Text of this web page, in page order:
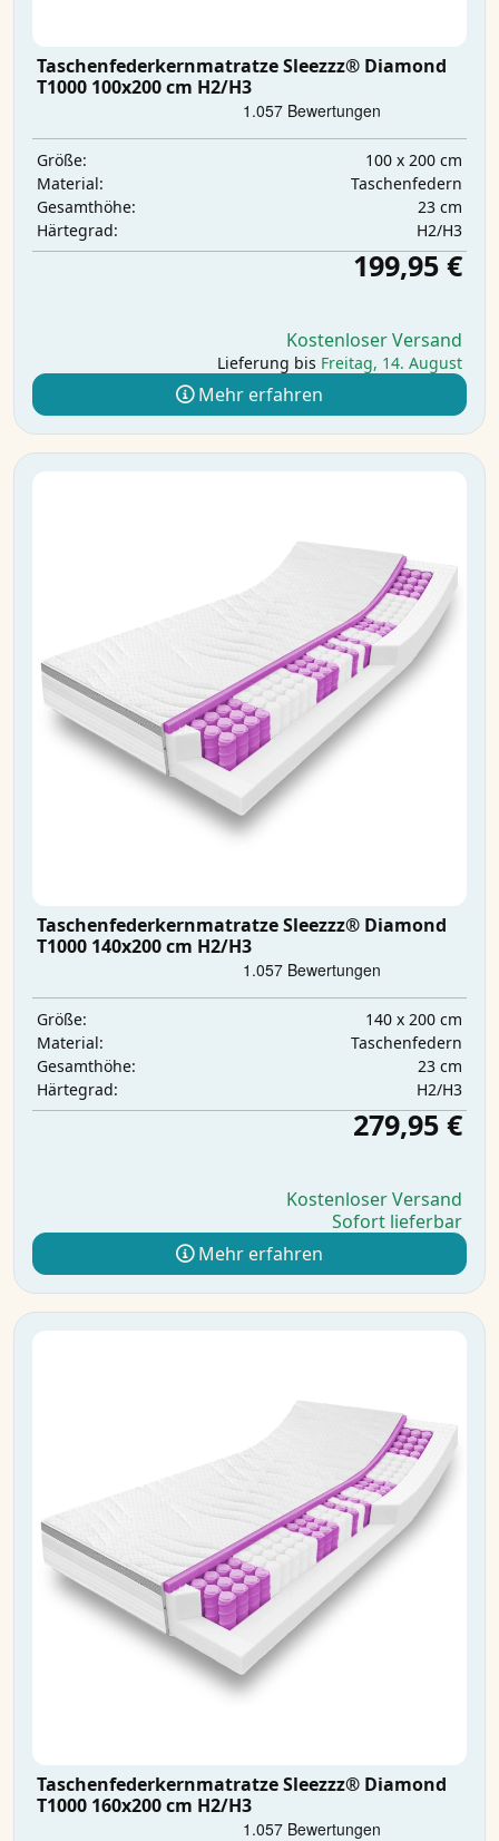
Taschenfederkernmatratze Sleezzz® Diamond
T1000 100x200 cm H2/H3
Größe:
100 x 200 cm
Material:
Taschenfedern
Gesamthöhe:
23 cm
Härtegrad:
H2/H3
199,95 €
Kostenloser Versand
Lieferung bis Freitag, 14. August
Mehr erfahren
Taschenfederkernmatratze Sleezzz® Diamond
T1000 140x200 cm H2/H3
Größe:
140 x 200 cm
Material:
Taschenfedern
Gesamthöhe:
23 cm
Härtegrad:
H2/H3
279,95 €
Kostenloser Versand
Sofort lieferbar
Mehr erfahren
Taschenfederkernmatratze Sleezzz® Diamond
T1000 160x200 cm H2/H3